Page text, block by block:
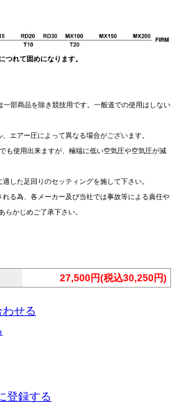
つれて固めになります。
部商品を除き競技用です。一般道での使用はしない
エアー圧によって異なる場合がございます。
も使用出来ますが、極端に低い空気圧や空気圧が減
した足回りのセッティングを施して下さい。
る為、各メーカー及び当社では事故等による責任や
らかじめご了承下さい。
27,500円(税込30,250円)
せる
登録する